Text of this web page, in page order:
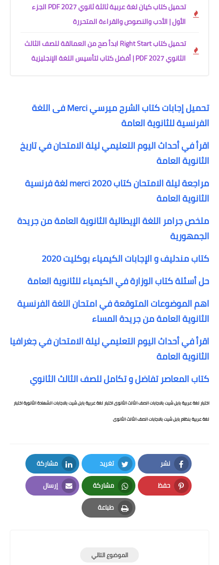
تحميل كتاب كيان لغة عربية ثالثة ثانوي 2027 PDF الجزء
الأول | الأدب والنصوص والقراءة المتحررة
تحميل كتاب Right Start ابدأ صح من العمالقة للصف الثالث
الثانوي 2027 PDF | أفضل كتاب لتأسيس اللغة الإنجليزية
تحميل إجابات كتاب الشرح ميرسي Merci فى اللغة
الفرنسية للثانوية العامة
اقرأ في أحداث اليوم التعليمي ليلة الامتحان في تاريخ
الثانوية العامة
مراجعة ليلة الامتحان كتاب merci 2020 لغة فرنسية
الثانوية العامة
ملخص جرامر اللغة الإيطالية الثانوية العامة من جريدة
الجمهورية
كتاب مندليف و الإجابات الكيمياء بوكليت 2020
حل أسئلة كتاب الوزارة في الكيمياء للثانوية العامة
اهم الموضوعات المتوقعة في امتحان اللغة الفرنسية
الثانوية العامة من جريدة المساء
اقرأ في أحداث اليوم التعليمي ليلة الامتحان في جغرافيا
الثانوية العامة
كتاب المعاصر تفاضل و تكامل للصف الثالث الثانوي
اختبار لغة عربية بابل شيت بالاجابات الصف الثالث الثانوى اختبار لغة عربية بابل شيت بالاجابات الشهادة الثانوية اختبار
لغة عربية بنظام بابل شيت بالاجابات الصف الثالث الثانوى
نشر
Facebook
تغريد
Twitter
مشاركة
LinkedIn
حفظ
Pinterest
مشاركة
Whatsapp
إرسال
Email
طباعة
Print
الموضوع التالي